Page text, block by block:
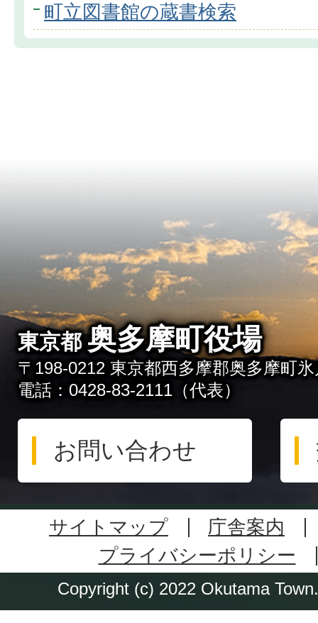
町立図書館の蔵書検索
東京都 奥多摩町役場
〒198-0212 東京都西多摩郡奥多摩町
電話：0428-83-2111（代表）
お問い合わせ
サイトマップ
庁舎案内
プライバシーポリシー
Copyright (c) 2022 Okutama